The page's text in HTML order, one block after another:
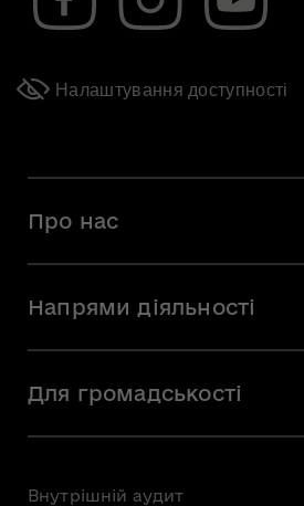
Налаштування доступності
Про нас
Команда
Вакансії
Напрями діяльності
Мистецька освіта
Для громадськості
Громадська рада
Внутрішній аудит